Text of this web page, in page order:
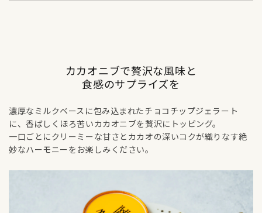
カカオニブで贅沢な風味と
食感のサプライズを
濃厚なミルクベースに包み込まれたチョコチップジェラート
に、香ばしくほろ苦いカカオニブを贅沢にトッピング。
一口ごとにクリーミーな甘さとカカオの深いコクが織りなす絶
妙なハーモニーをお楽しみください。